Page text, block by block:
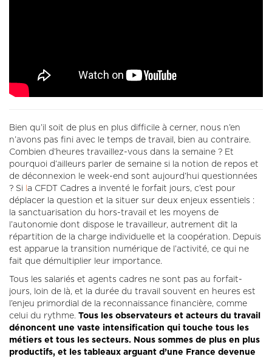
Bien qu’il soit de plus en plus difficile à cerner, nous n’en
n’avons pas fini avec le temps de travail, bien au contraire.
Combien d’heures travaillez-vous dans la semaine ? Et
pourquoi d’ailleurs parler de semaine si la notion de repos et
de déconnexion le week-end sont aujourd’hui questionnées
? Si a CFDT Cadres a inventé le forfait jours, c’est pour
déplacer la question et la situer sur deux enjeux essentiels :
la sanctuarisation du hors-travail et les moyens de
l’autonomie dont dispose le travailleur, autrement dit la
répartition de la charge individuelle et la coopération. Depuis
est apparue la transition numérique de l’activité, ce qui ne
fait que démultiplier leur importance.
Tous les salariés et agents cadres ne sont pas au forfait-
jours, loin de là, et la durée du travail souvent en heures est
l’enjeu primordial de la reconnaissance financière, comme
celui du rythme. Tous les observateurs et acteurs du travail
dénoncent une vaste intensification qui touche tous les
métiers et tous les secteurs. Nous sommes de plus en plus
productifs, et les tableaux arguant d’une France devenue